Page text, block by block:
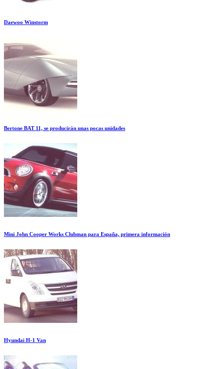
Daewoo Winstorm
Bertone BAT 11, se producirán unas pocas unidades
Mini John Cooper Works Clubman para España, primera información
Hyundai H-1 Van